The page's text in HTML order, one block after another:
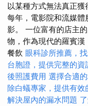
以某種方式無法真正獲
每年，電影院和流媒
影。 一位富有的店主
物，作為現代的羅賓
餐飲 眼科診所推薦，
台胞證，提供完整的資
後照護費用 選擇合適
除白蟻專家，提供有效
解決屋內的漏水問題